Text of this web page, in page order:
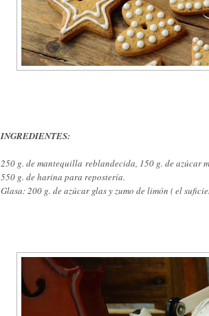
INGREDIENTES:
250 g. de mantequilla reblandecida, 150 g. de azúcar
550 g. de harina para repostería.
Glasa: 200 g. de azúcar glas y zumo de limón ( el